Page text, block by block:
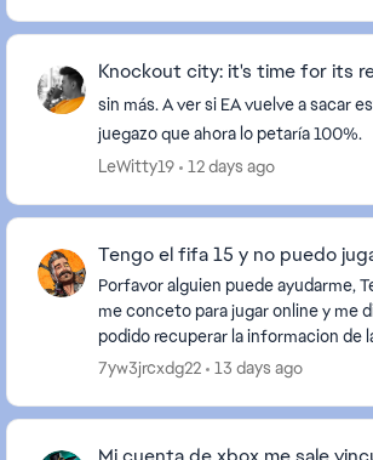
Knockout city: it's time for its
sin más. A ver si EA vuelve a sacar
juegazo que ahora lo petaría 100%.
LeWitty19
12 days ago
Tengo el fifa 15 y no puedo
Porfavor alguien puede ayudarme, Tengo el fifa 15 y
me conceto para jugar online y me
podido recuperar la informacion de
a intentarlo alguien puede ayudarme
7yw3jrcxdg22 13 days ago